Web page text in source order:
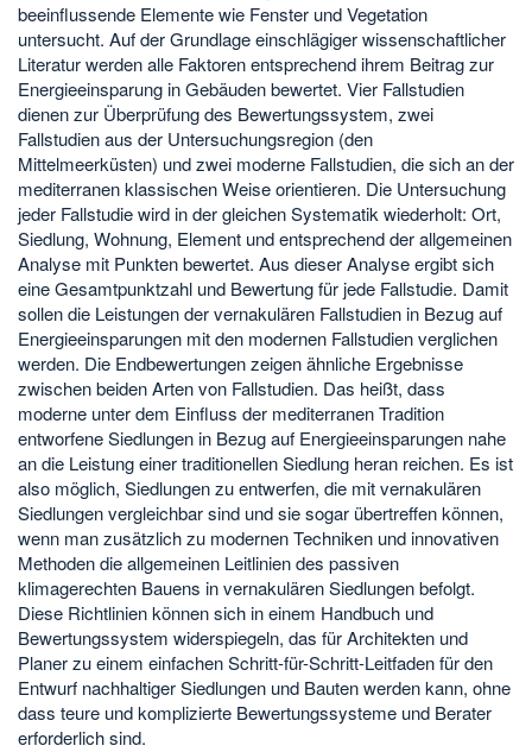
beeinflussende Elemente wie Fenster und Vegetation
untersucht. Auf der Grundlage einschlägiger wissenschaftlicher
Literatur werden alle Faktoren entsprechend ihrem Beitrag zur
Energieeinsparung in Gebäuden bewertet. Vier Fallstudien
dienen zur Überprüfung des Bewertungssystem, zwei
Fallstudien aus der Untersuchungsregion (den
Mittelmeerküsten) und zwei moderne Fallstudien, die sich an der
mediterranen klassischen Weise orientieren. Die Untersuchung
jeder Fallstudie wird in der gleichen Systematik wiederholt: Ort,
Siedlung, Wohnung, Element und entsprechend der allgemeinen
Analyse mit Punkten bewertet. Aus dieser Analyse ergibt sich
eine Gesamtpunktzahl und Bewertung für jede Fallstudie. Damit
sollen die Leistungen der vernakulären Fallstudien in Bezug auf
Energieeinsparungen mit den modernen Fallstudien verglichen
werden. Die Endbewertungen zeigen ähnliche Ergebnisse
zwischen beiden Arten von Fallstudien. Das heißt, dass
moderne unter dem Einfluss der mediterranen Tradition
entworfene Siedlungen in Bezug auf Energieeinsparungen nahe
an die Leistung einer traditionellen Siedlung heran reichen. Es ist
also möglich, Siedlungen zu entwerfen, die mit vernakulären
Siedlungen vergleichbar sind und sie sogar übertreffen können,
wenn man zusätzlich zu modernen Techniken und innovativen
Methoden die allgemeinen Leitlinien des passiven
klimagerechten Bauens in vernakulären Siedlungen befolgt.
Diese Richtlinien können sich in einem Handbuch und
Bewertungssystem widerspiegeln, das für Architekten und
Planer zu einem einfachen Schritt-für-Schritt-Leitfaden für den
Entwurf nachhaltiger Siedlungen und Bauten werden kann, ohne
dass teure und komplizierte Bewertungssysteme und Berater
erforderlich sind.